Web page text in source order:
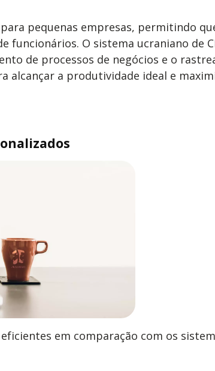
pequenas empresas, permitindo
funcionários. O sistema ucraniano de
de processos de negócios e o
a produtividade ideal e
em comparação com os